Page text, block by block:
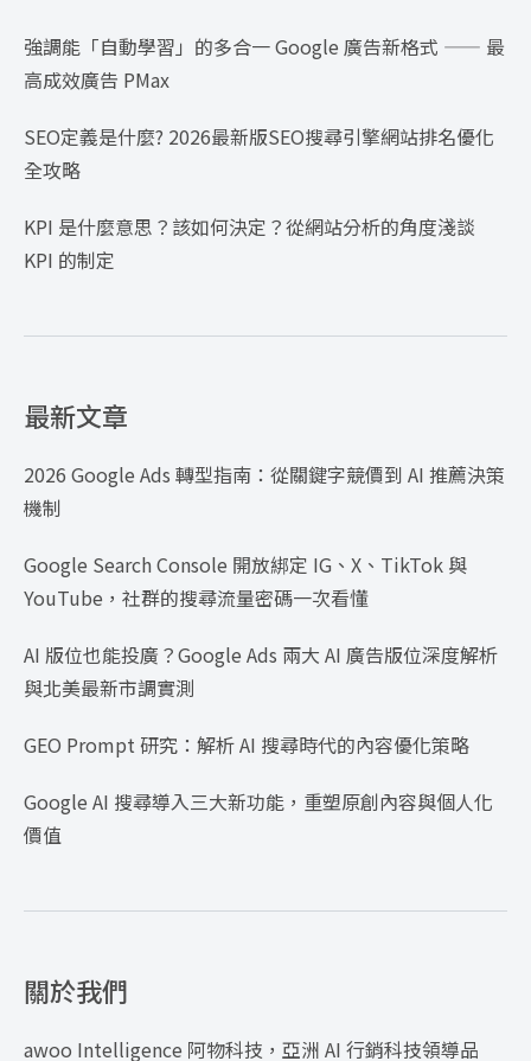
強調能「自動學習」的多合一 Google 廣告新格式 —— 最
高成效廣告 PMax
SEO定義是什麼? 2026最新版SEO搜尋引擎網站排名優化
全攻略
KPI 是什麼意思？該如何決定？從網站分析的角度淺談
KPI 的制定
最新文章
2026 Google Ads 轉型指南：從關鍵字競價到 AI 推薦決策
機制
Google Search Console 開放綁定 IG、X、TikTok 與
YouTube，社群的搜尋流量密碼一次看懂
AI 版位也能投廣？Google Ads 兩大 AI 廣告版位深度解析
與北美最新市調實測
GEO Prompt 研究：解析 AI 搜尋時代的內容優化策略
Google AI 搜尋導入三大新功能，重塑原創內容與個人化
價值
關於我們
awoo Intelligence 阿物科技，亞洲 AI 行銷科技領導品